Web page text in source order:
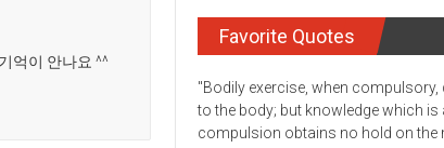
현억이 안나요 ^^
Favorite Quotes
"Bodily exercise, when
to the body; but knowledge which is
compulsion obtains no hold on the